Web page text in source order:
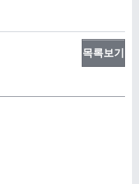
목록보기